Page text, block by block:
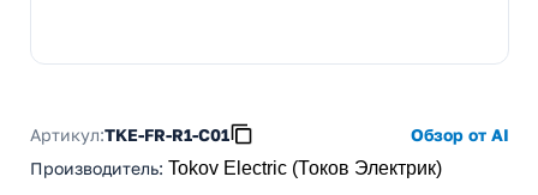
Артикул:TKE-FR-R1-C01
Обзор от AI
Производитель: Tokov Electric (Токов Электрик)